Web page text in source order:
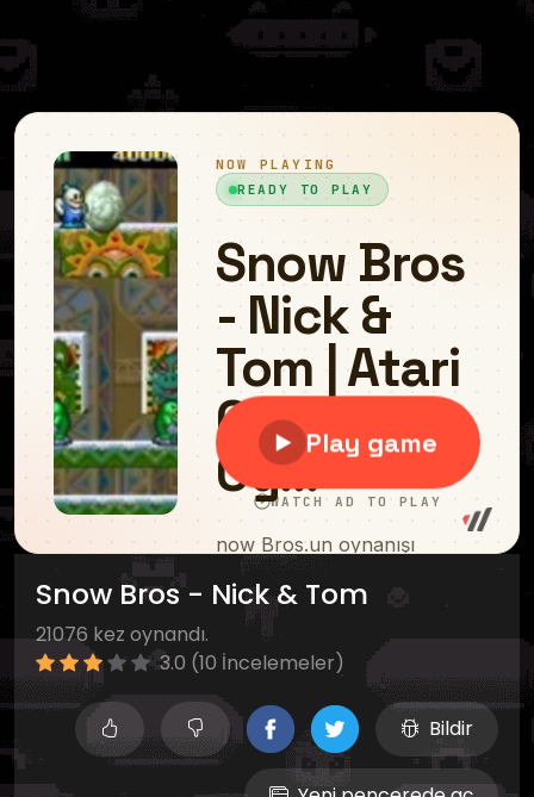
Snow Bros - Nick & Tom
21076 kez oynandı.
3.0 (10 İncelemeler)
Bildir